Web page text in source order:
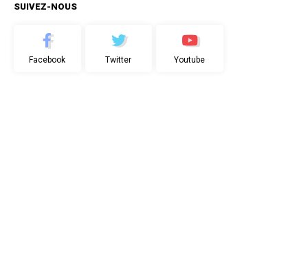
SUIVEZ-NOUS
Facebook Twitter Youtube